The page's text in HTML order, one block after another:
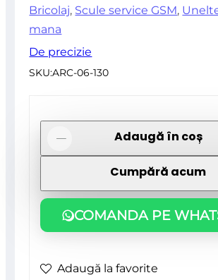
Bricolaj, Scule service GSM,
mana
De precizie
SKU:ARC-06-130
COMANDA PE
Lentile
marire
pentru
smartphone,
Adaugă în coș
Cumpără acum
Adaugă la favorite